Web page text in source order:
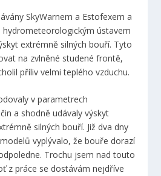
SkyWarnem a Estofexem a
hydrometeorologickým ústavem
extrémně silných bouří. Tyto
na zvlněné studené frontě,
příliv velmi teplého vzduchu.
v parametrech
a shodně udávaly výskyt
silných bouří. Již dva dny
vyplývalo, že bouře dorazí
Trochu jsem nad touto
z práce se dostávám nejdříve